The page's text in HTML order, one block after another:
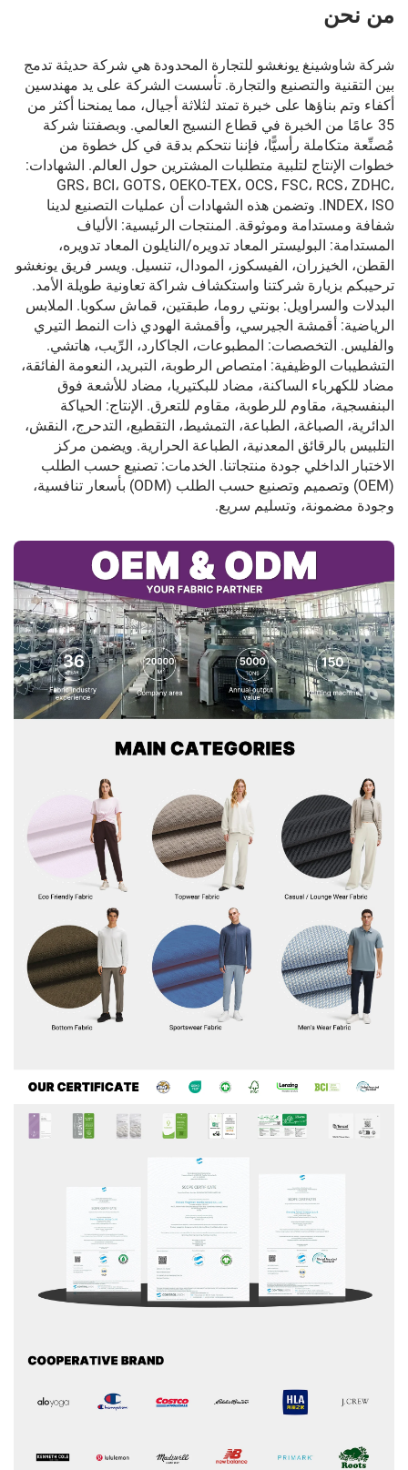
من نحن
شركة شاوشينغ يونغشو للتجارة المحدودة هي شركة حديثة تدمج
بين التقنية والتصنيع والتجارة. تأسست الشركة على يد مهندسين
أكفاء وتم بناؤها على خبرة تمتد لثلاثة أجيال، مما يمنحنا أكثر من
35 عامًا من الخبرة في قطاع النسيج العالمي. وبصفتنا شركة
مُصنِّعة متكاملة رأسيًّا، فإننا نتحكم بدقة في كل خطوة من
خطوات الإنتاج لتلبية متطلبات المشترين حول العالم. الشهادات:
GRS، BCI، GOTS، OEKO-TEX، OCS، FSC، RCS، ZDHC،
INDEX، ISO. وتضمن هذه الشهادات أن عمليات التصنيع لدينا
شفافة ومستدامة وموثوقة. المنتجات الرئيسية: الألياف
المستدامة: البوليستر المعاد تدويره/النايلون المعاد تدويره،
القطن، الخيزران، الفيسكوز، المودال، تنسيل. ويسر فريق يونغشو
ترحيبكم بزيارة شركتنا واستكشاف شراكة تعاونية طويلة الأمد.
البدلات والسراويل: بونتي روما، طبقتين، قماش سكوبا. الملابس
الرياضية: أقمشة الجيرسي، وأقمشة الهودي ذات النمط التيري
والفليس. التخصصات: المطبوعات، الجاكارد، الرِّيب، هاتشي.
التشطيبات الوظيفية: امتصاص الرطوبة، التبريد، النعومة الفائقة،
مضاد للكهرباء الساكنة، مضاد للبكتيريا، مضاد للأشعة فوق
البنفسجية، مقاوم للرطوبة، مقاوم للتعرق. الإنتاج: الحياكة
الدائرية، الصباغة، الطباعة، التمشيط، التقطيع، التدحرج، النقش،
التلبيس بالرقائق المعدنية، الطباعة الحرارية. ويضمن مركز
الاختبار الداخلي جودة منتجاتنا. الخدمات: تصنيع حسب الطلب
(OEM) وتصميم وتصنيع حسب الطلب (ODM) بأسعار تنافسية،
وجودة مضمونة، وتسليم سريع.